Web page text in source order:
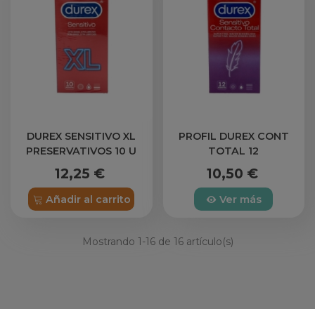
DUREX SENSITIVO XL
PRESERVATIVOS 10 U
12,25 €
Añadir al carrito
PROFIL DUREX CONT
TOTAL 12
10,50 €
Ver más
Mostrando 1-16 de 16 artículo(s)